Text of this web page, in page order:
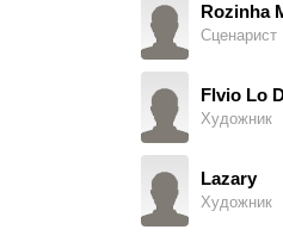
Rozinha
Сценарист
Flvio Lo
Художник
Lazary
Художник